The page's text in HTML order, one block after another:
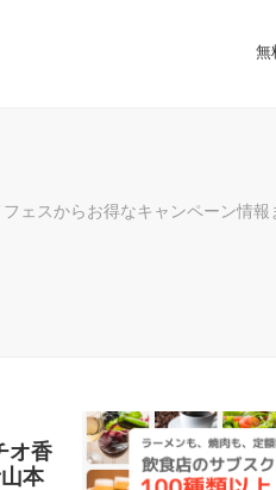
無
ェスからお得なキャンペーン情報
オ香
本